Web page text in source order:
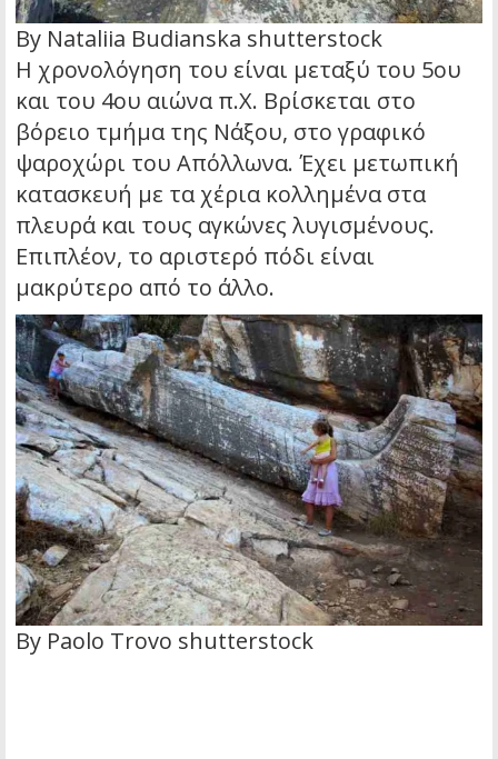
By Nataliia Budianska shutterstock
Η χρονολόγηση του είναι μεταξύ του 5ου
και του 4ου αιώνα π.Χ. Βρίσκεται στο
βόρειο τμήμα της Νάξου, στο γραφικό
ψαροχώρι του Απόλλωνα. Έχει μετωπική
κατασκευή με τα χέρια κολλημένα στα
πλευρά και τους αγκώνες λυγισμένους.
Επιπλέον, το αριστερό πόδι είναι
μακρύτερο από το άλλο.
By Paolo Trovo shutterstock